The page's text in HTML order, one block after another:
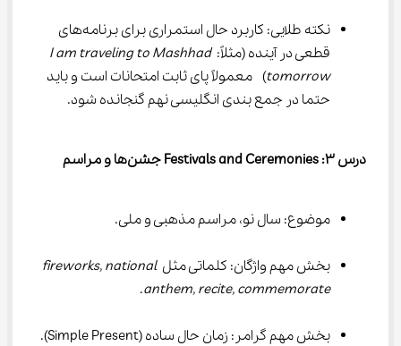
نکته طلایی: کاربرد حال استمراری برای برنامه‌های
قطعی در آینده (مثلاً: I am traveling to Mashhad
tomorrow)  معمولاً پای ثابت امتحانات است و باید
حتما در جمع بندی انگلیسی نهم گنجانده شود.
درس ۳: Festivals and Ceremonies جشن‌ها و مراسم
موضوع: سال نو، مراسم مذهبی و ملی.
بخش مهم واژگان: کلماتی مثل fireworks, national
anthem, recite, commemorate
.
بخش مهم گرامر: زمان حال ساده (Simple Present).